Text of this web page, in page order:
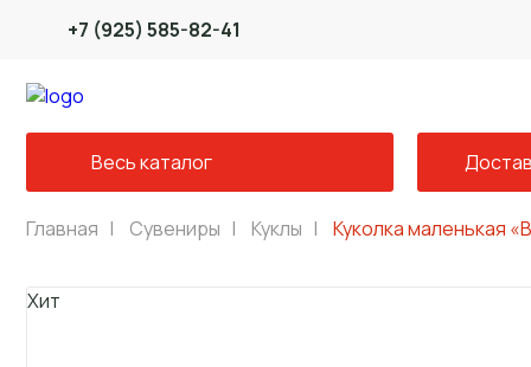
+7 (925) 585-82-41
Весь каталог
Главная | Сувениры | Куклы | Куколка маленькая
Хит